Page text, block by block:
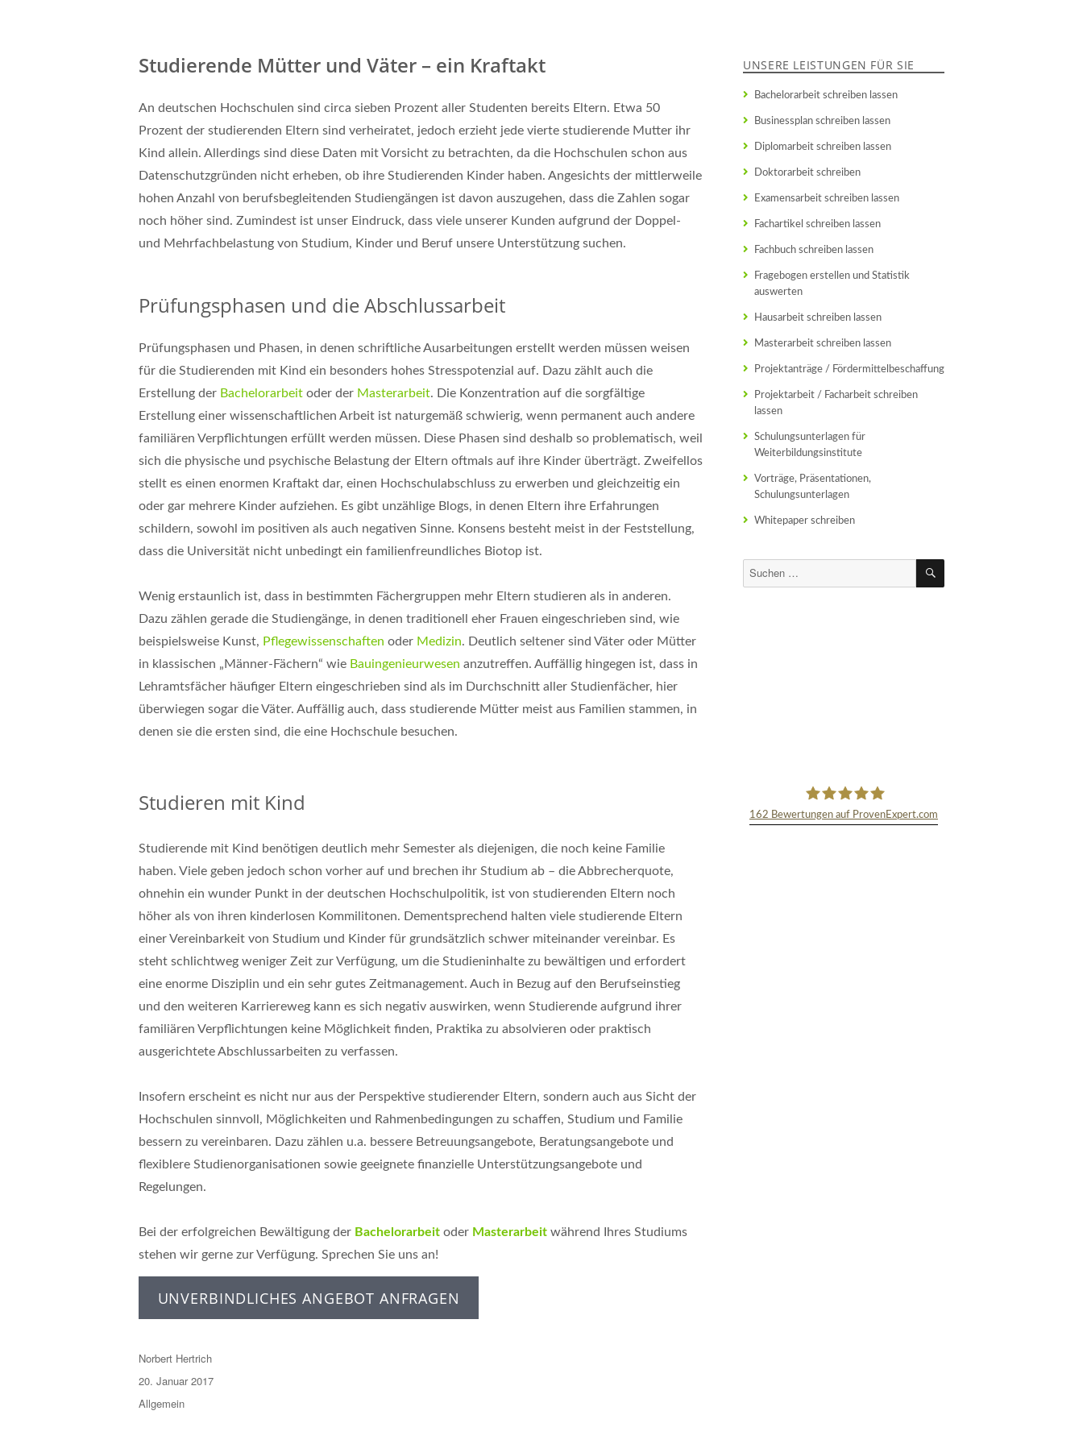
Studierende Mütter und Väter – ein Kraftakt
An deutschen Hochschulen sind circa sieben Prozent aller Studenten bereits Eltern. Etwa 50
Prozent der studierenden Eltern sind verheiratet, jedoch erzieht jede vierte studierende Mutter ihr
Kind allein. Allerdings sind diese Daten mit Vorsicht zu betrachten, da die Hochschulen schon aus
Datenschutzgründen nicht erheben, ob ihre Studierenden Kinder haben. Angesichts der mittlerweile
hohen Anzahl von berufsbegleitenden Studiengängen ist davon auszugehen, dass die Zahlen sogar
noch höher sind. Zumindest ist unser Eindruck, dass viele unserer Kunden aufgrund der Doppel-
und Mehrfachbelastung von Studium, Kinder und Beruf unsere Unterstützung suchen.
Prüfungsphasen und die Abschlussarbeit
Prüfungsphasen und Phasen, in denen schriftliche Ausarbeitungen erstellt werden müssen weisen
für die Studierenden mit Kind ein besonders hohes Stresspotenzial auf. Dazu zählt auch die
Erstellung der Bachelorarbeit oder der Masterarbeit. Die Konzentration auf die sorgfältige
Erstellung einer wissenschaftlichen Arbeit ist naturgemäß schwierig, wenn permanent auch andere
familiären Verpflichtungen erfüllt werden müssen. Diese Phasen sind deshalb so problematisch, weil
sich die physische und psychische Belastung der Eltern oftmals auf ihre Kinder überträgt. Zweifellos
stellt es einen enormen Kraftakt dar, einen Hochschulabschluss zu erwerben und gleichzeitig ein
oder gar mehrere Kinder aufziehen. Es gibt unzählige Blogs, in denen Eltern ihre Erfahrungen
schildern, sowohl im positiven als auch negativen Sinne. Konsens besteht meist in der Feststellung,
dass die Universität nicht unbedingt ein familienfreundliches Biotop ist.
Wenig erstaunlich ist, dass in bestimmten Fächergruppen mehr Eltern studieren als in anderen.
Dazu zählen gerade die Studiengänge, in denen traditionell eher Frauen eingeschrieben sind, wie
beispielsweise Kunst, Pflegewissenschaften oder Medizin. Deutlich seltener sind Väter oder Mütter
in klassischen „Männer-Fächern“ wie Bauingenieurwesen anzutreffen. Auffällig hingegen ist, dass in
Lehramtsfächer häufiger Eltern eingeschrieben sind als im Durchschnitt aller Studienfächer, hier
überwiegen sogar die Väter. Auffällig auch, dass studierende Mütter meist aus Familien stammen, in
denen sie die ersten sind, die eine Hochschule besuchen.
Studieren mit Kind
Studierende mit Kind benötigen deutlich mehr Semester als diejenigen, die noch keine Familie
haben. Viele geben jedoch schon vorher auf und brechen ihr Studium ab – die Abbrecherquote,
ohnehin ein wunder Punkt in der deutschen Hochschulpolitik, ist von studierenden Eltern noch
höher als von ihren kinderlosen Kommilitonen. Dementsprechend halten viele studierende Eltern
einer Vereinbarkeit von Studium und Kinder für grundsätzlich schwer miteinander vereinbar. Es
steht schlichtweg weniger Zeit zur Verfügung, um die Studieninhalte zu bewältigen und erfordert
eine enorme Disziplin und ein sehr gutes Zeitmanagement. Auch in Bezug auf den Berufseinstieg
und den weiteren Karriereweg kann es sich negativ auswirken, wenn Studierende aufgrund ihrer
familiären Verpflichtungen keine Möglichkeit finden, Praktika zu absolvieren oder praktisch
ausgerichtete Abschlussarbeiten zu verfassen.
Insofern erscheint es nicht nur aus der Perspektive studierender Eltern, sondern auch aus Sicht der
Hochschulen sinnvoll, Möglichkeiten und Rahmenbedingungen zu schaffen, Studium und Familie
bessern zu vereinbaren. Dazu zählen u.a. bessere Betreuungsangebote, Beratungsangebote und
flexiblere Studienorganisationen sowie geeignete finanzielle Unterstützungsangebote und
Regelungen.
Bei der erfolgreichen Bewältigung der Bachelorarbeit oder Masterarbeit während Ihres Studiums
stehen wir gerne zur Verfügung. Sprechen Sie uns an!
UNVERBINDLICHES ANGEBOT ANFRAGEN
Autor
Norbert Hertrich
Veröffentlicht
am
20. Januar 2017
Kategorien
Allgemein
UNSERE LEISTUNGEN FÜR SIE
Bachelorarbeit schreiben lassen
Businessplan schreiben lassen
Diplomarbeit schreiben lassen
Doktorarbeit schreiben
Examensarbeit schreiben lassen
Fachartikel schreiben lassen
Fachbuch schreiben lassen
Fragebogen erstellen und Statistik
auswerten
Hausarbeit schreiben lassen
Masterarbeit schreiben lassen
Projektanträge / Fördermittelbeschaffung
Projektarbeit / Facharbeit schreiben
lassen
Schulungsunterlagen für
Weiterbildungsinstitute
Vorträge, Präsentationen,
Schulungsunterlagen
Whitepaper schreiben
Suchen
nach:
SUCHEN
162 Bewertungen auf ProvenExpert.com